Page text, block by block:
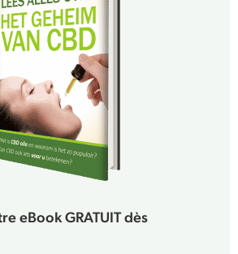
eBook GRATUIT dès